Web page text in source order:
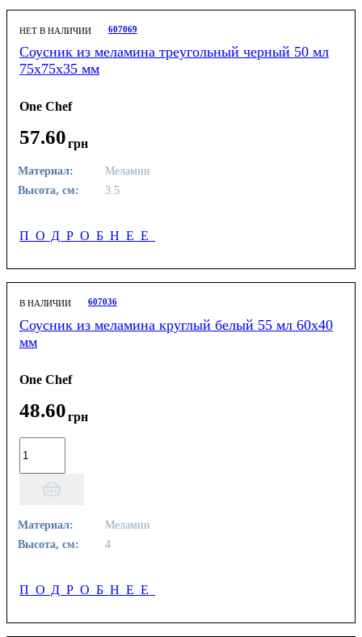
НЕТ В НАЛИЧИИ 607069
Соусник из меламина треугольный черный 50 мл
75х75х35 мм
One Chef
57.60грн
Материал:
Меламин
Высота, см:
3.5
ПОДРОБНЕЕ
В НАЛИЧИИ 607036
Соусник из меламина круглый белый 55 мл 60х40
мм
One Chef
48.60грн
Материал:
Меламин
Высота, см:
4
ПОДРОБНЕЕ